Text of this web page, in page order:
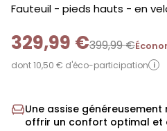
-
Fauteuil - pieds hauts - en
329,99 €399,99 €
dont 10,50 € d'éco-participation i
Une assise
offrir un confort optimal et